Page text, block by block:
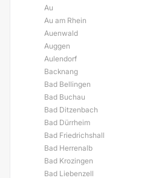
Au
Au am Rhein
Auenwald
Auggen
Aulendorf
Backnang
Bad Bellingen
Bad Buchau
Bad Ditzenbach
Bad Dürrheim
Bad Friedrichshall
Bad Herrenalb
Bad Krozingen
Bad Liebenzell